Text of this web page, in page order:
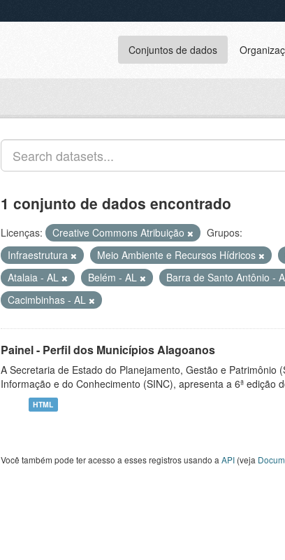
Conjuntos de dados
1 conjunto de dados encontrado
Licenças: Creative Commons Atribuição
Grupos:
Infraestrutura
Meio Ambiente e Recursos Hídricos
Atalaia - AL
Belém - AL Barra de Santo Antônio -
Cacimbinhas - AL
Painel - Perfil dos Municípios Alagoanos
A Secretaria de Estado do Planejamento, Gestão e
Informação e do Conhecimento (SINC), apresenta a 6ª edição
HTML
Você também pode ter acesso a esses registros usando a API (veja